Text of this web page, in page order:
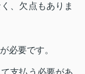
、欠点もありま
必要です。